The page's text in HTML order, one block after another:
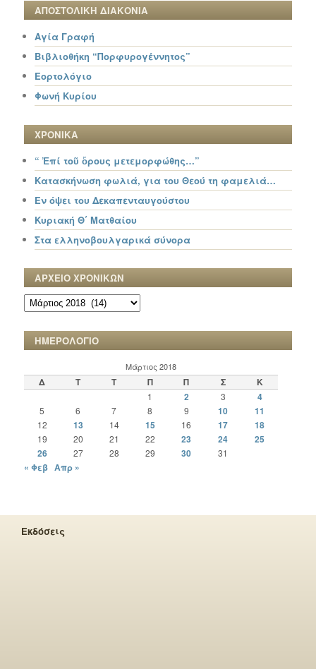
ΑΠΟΣΤΟΛΙΚΗ ΔΙΑΚΟΝΙΑ
Αγία Γραφή
Βιβλιοθήκη “Πορφυρογέννητος”
Εορτολόγιο
Φωνή Κυρίου
ΧΡΟΝΙΚΑ
“ Ἐπί τοῦ ὄρους μετεμορφώθης…”
Κατασκήνωση φωλιά, για του Θεού τη φαμελιά…
Εν όψει του Δεκαπενταυγούστου
Κυριακή Θ΄ Ματθαίου
Στα ελληνοβουλγαρικά σύνορα
ΑΡΧΕΙΟ ΧΡΟΝΙΚΩΝ
ΑΡΧΕΙΟ
ΧΡΟΝΙΚΩΝ
ΗΜΕΡΟΛΟΓΙΟ
Μάρτιος 2018
Δ Τ Τ Π Π Σ Κ
1 2 3 4
5 6 7 8 9 10 11
12 13 14 15 16 17 18
19 20 21 22 23 24
25
26
27 28 29 30 31
« Φεβ Απρ »
Εκδόσεις